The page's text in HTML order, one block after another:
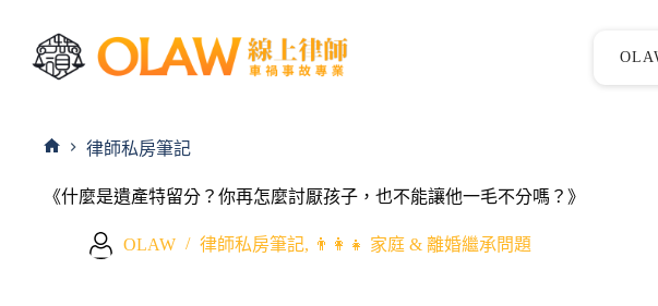
律師私房筆記
《什麼是遺產特留分？你再怎麼討厭孩子，也不能讓他一毛不分嗎？》
OLAW 律師私房筆記, 👨‍👩‍👧 家庭 & 離婚繼承問題